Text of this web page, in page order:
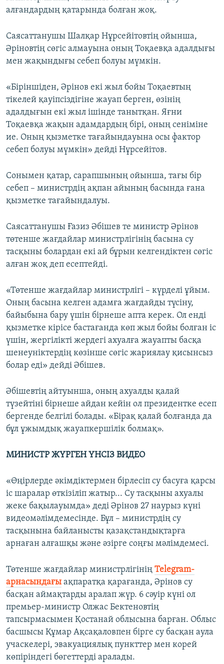
алғандардың қатарында болған жоқ.
Саясаттанушы Шалқар Нұрсейітовтің ойынша,
Әріновтің сөгіс алмауына оның Тоқаевқа адалдығы
мен жақындығы себеп болуы мүмкін.
«Біріншіден, Әрінов екі жыл бойы Тоқаевтың
тікелей қауіпсіздігіне жауап берген, өзінің
адалдығын екі жыл ішінде танытқан. Яғни
Тоқаевқа жақын адамдардың бірі, оның сеніміне
ие. Оның қызметке тағайындауына осы фактор
себеп болуы мүмкін» дейді Нұрсейітов.
Сонымен қатар, сарапшының ойынша, тағы бір
себеп – министрдің ақпан айының басында ғана
қызметке тағайындалуы.
Саясаттанушы Ғазиз Әбішев те министр Әрінов
төтенше жағдайлар министрлігінің басына су
тасқыны болардан екі ай бұрын келгендіктен сөгіс
алған жоқ деп есептейді.
«Төтенше жағдайлар министрлігі – күрделі ұйым.
Оның басына келген адамға жағдайды түсіну,
байыбына бару үшін бірнеше апта керек. Ол енді
қызметке кірісе бастағанда көп жыл бойы болған іс
үшін, жергілікті жердегі ахуалға жауапты басқа
шенеуніктердің көзінше сөгіс жариялау қисынсыз
болар еді» дейді Әбішев.
Әбішевтің айтуынша, оның ахуалды қалай
түзейтіні бірнеше айдан кейін ол президентке есеп
бергенде белгілі болады. «Бірақ қалай болғанда да
бұл ұжымдық жауапкершілік болмақ».
МИНИСТР ЖҮРГЕН ҮНСІЗ ВИДЕО
«Өңірлерде әкімдіктермен бірлесіп су басуға қарсы
іс шаралар өткізіліп жатыр... Су тасқыны ахуалы
жеке бақылауымда» деді Әрінов 27 наурыз күні
видеомәлімдемесінде. Бұл – министрдің су
тасқынына байланысты қазақстандықтарға
арнаған алғашқы және әзірге соңғы мәлімдемесі.
Төтенше жағдайлар министрлігінің Telegram-
арнасындағы ақпаратқа қарағанда, Әрінов су
басқан аймақтарды аралап жүр. 6 сәуір күні ол
премьер-министр Олжас Бектеновтің
тапсырмасымен Қостанай облысына барған. Облыс
басшысы Құмар Ақсақаловпен бірге су басқан аула
учаскелері, эвакуациялық пункттер мен корей
көпіріндегі бөгеттерді аралады.